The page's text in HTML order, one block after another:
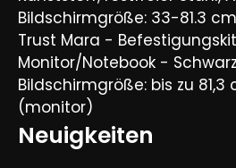
Bildschirmgröße: 33-81.3
Trust Mara -
Monitor/Notebook -
Bildschirmgröße: bis zu
(monitor)
Neuigkeiten